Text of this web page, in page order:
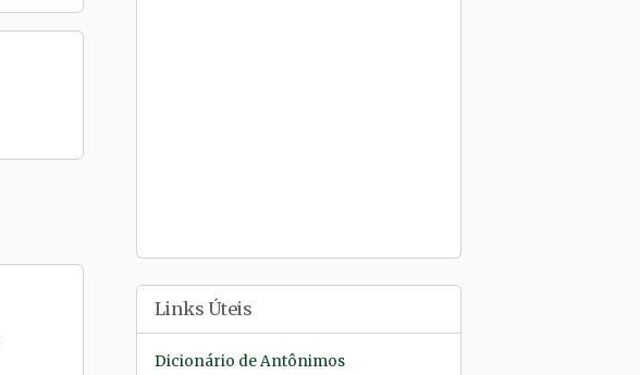
Links Úteis
Dicionário de Antônimos